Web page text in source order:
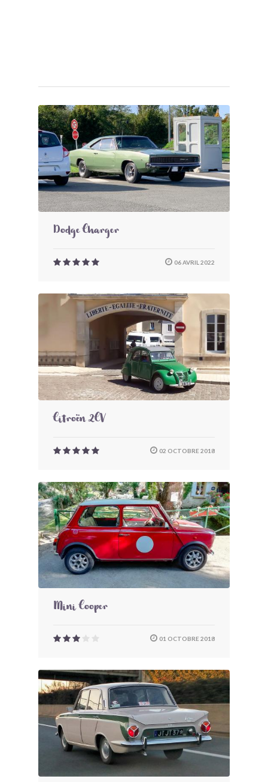
Dodge Charger
06 AVRIL 2022
Citroën 2CV
02 OCTOBRE 2018
Mini Cooper
01 OCTOBRE 2018